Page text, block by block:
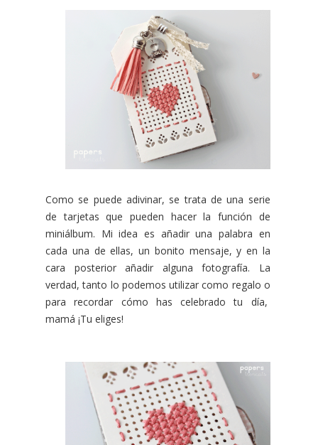
Como se puede adivinar, se trata de una serie
de tarjetas que pueden hacer la función de
miniálbum. Mi idea es añadir una palabra en
cada una de ellas, un bonito mensaje, y en la
cara posterior añadir alguna fotografía. La
verdad, tanto lo podemos utilizar como regalo o
para recordar cómo has celebrado tu día,
mamá ¡Tu eliges!